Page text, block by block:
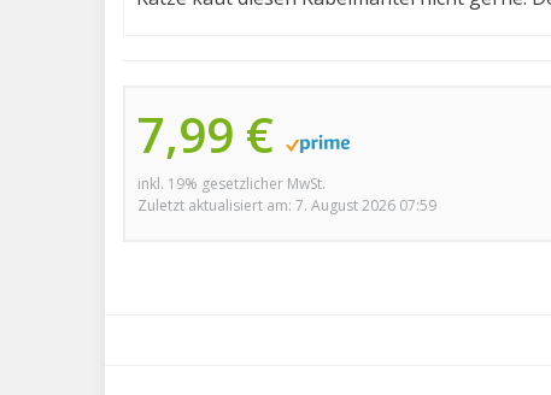
7,99 €
inkl. 19% gesetzlicher MwSt.
Zuletzt aktualisiert am: 7. August 2026 07:59